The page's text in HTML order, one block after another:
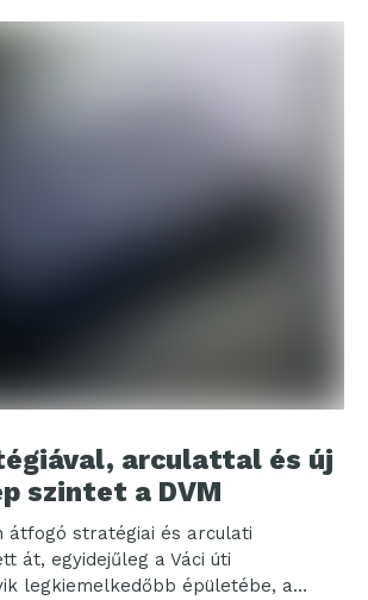
arculattal és új
szintet a DVM
átfogó stratégiai és arculati
át, egyidejűleg a Váci úti
legkiemelkedőbb épületébe, a